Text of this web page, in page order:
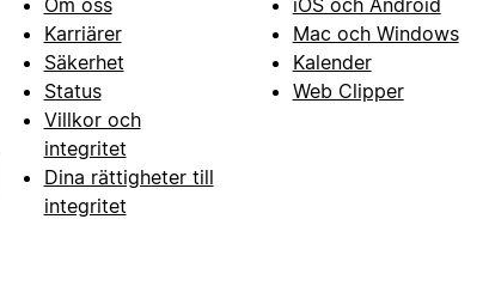
Karriärer
Säkerhet
Status
Villkor och
integritet
Dina rättigheter till
integritet
Mac och Windows
Kalender
Web Clipper